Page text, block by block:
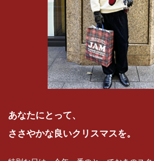
あなたにとって、
ささやかな良いクリスマスを。